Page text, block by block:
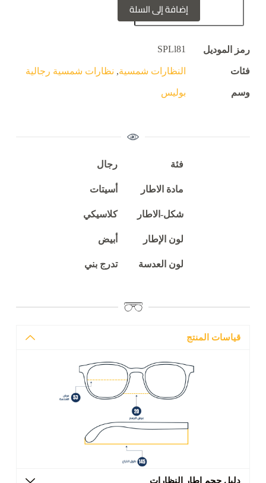
إضافة إلى السلة
رمز الموديل SPLl81
فئات النظارات شمسية, نظارات شمسية رجالية
وسم بوليس
فئة رجال
مادة الاطار أسيتات
شكل-الاطار كلاسيكي
لون الإطار أبيض
لون العدسة تدرج بني
قياسات المنتج
دليل حجم إطار النظارات